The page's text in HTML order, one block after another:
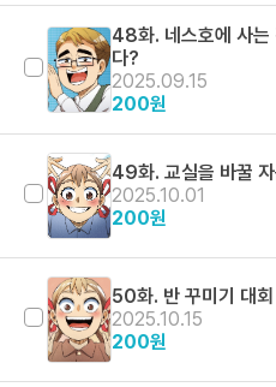
48화. 네스호에 사는
다?
2025.09.15
200원
49화. 교실을 바꿀
2025.10.01
200원
50화. 반 꾸미기 대
2025.10.15
200원